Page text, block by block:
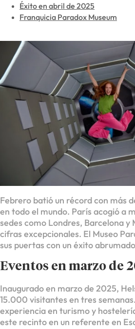
Éxito en abril de 2025
Franquicia Paradox Museum
Febrero batió un récord con más
en todo el mundo. París acogió a
sedes como Londres, Barcelona
cifras excepcionales. El Museo
sus puertas con un éxito
Eventos en marzo de
Inaugurado en marzo de 2025,
15.000 visitantes en tres
experiencia en turismo y
este recinto en un referente en